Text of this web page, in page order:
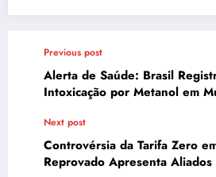
Previous post
Alerta de Saúde: Brasil
Intoxicação por Metanol em
Next post
Controvérsia da Tarifa Zero
Reprovado Apresenta Aliados